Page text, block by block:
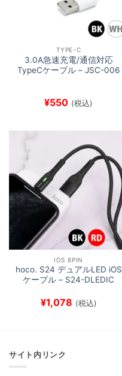
TYPE-C
3.0A急速充電/通信対応
TypeCケーブル – JSC-006
¥550 (税込)
IOS 8PIN
hoco. S24 デュアルLED iOS
ケーブル – S24-DLEDIC
¥1,078 (税込)
サイト内リンク